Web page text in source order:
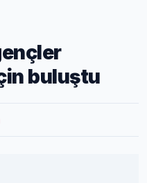
buluştu